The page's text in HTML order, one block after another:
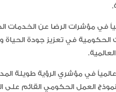
في مؤشرات الرضا عن الخدمات
في تعزيز جودة
عالمياً في مؤشري الرؤية طويلة
العمل الحكومي القائم على